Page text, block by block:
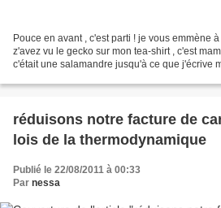
Pouce en avant , c'est parti ! je vous emmène
z'avez vu le gecko sur mon tea-shirt , c'est
c'était une salamandre jusqu'à ce que j'écrive
réduisons notre facture de
lois de la thermodynamique
Publié le 22/08/2011 à 00:33
Par nessa